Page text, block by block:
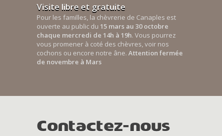
Visite libre et gratuite
Pour les familles, la chèvrerie de Canaples est
ouverte au public du 15 mars au 30 octobre
chaque mercredi de 14h à 19h. Vous pourrez
vous promener à coté des chèvres, voir nos
cochons ou encore notre âne. Attention fermée
de novembre à Mars
Contactez-nous